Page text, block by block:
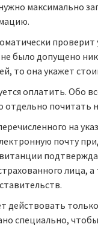
максимально
проверит
было допущено
то она укажет
оплатить. Обо
отдельно почитать
на
почту
лица,
действовать
специально,